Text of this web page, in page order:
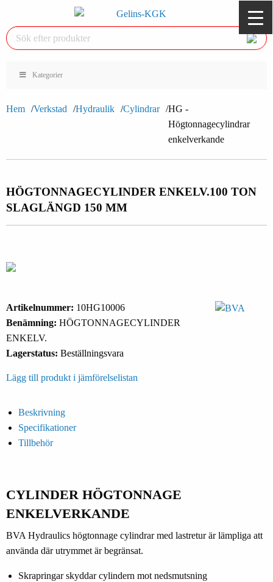
Kategorier
Hem Verkstad Hydraulik Cylindrar
HG -
Högtonnagecylindrar
enkelverkande
HÖGTONNAGECYLINDER ENKELV.100 TON
SLAGLÄNGD 150 MM
Artikelnummer: 10HG10006
Benämning: HÖGTONNAGECYLINDER
ENKELV.
Lagerstatus: Beställningsvara
Lägg till produkt i jämförelselistan
Beskrivning
Specifikationer
Tillbehör
CYLINDER HÖGTONNAGE
ENKELVERKANDE
BVA Hydraulics högtonnage cylindrar med lastretur är lämpliga att
använda där utrymmet är begränsat.
Skrapringar skyddar cylindern mot nedsmutsning